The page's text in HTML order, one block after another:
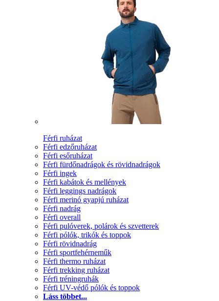
Férfi ruházat
Férfi edzőruházat
Férfi esőruházat
Férfi fürdőnadrágok és rövidnadrágok
Férfi ingek
Férfi kabátok és mellények
Férfi leggings nadrágok
Férfi merinó gyapjú ruházat
Férfi nadrág
Férfi overall
Férfi pulóverek, polárok és szvetterek
Férfi pólók, trikók és toppok
Férfi rövidnadrág
Férfi sportfehérneműk
Férfi thermo ruházat
Férfi trekking ruházat
Férfi tréningruhák
Férfi UV-védő pólók és toppok
Láss többet...